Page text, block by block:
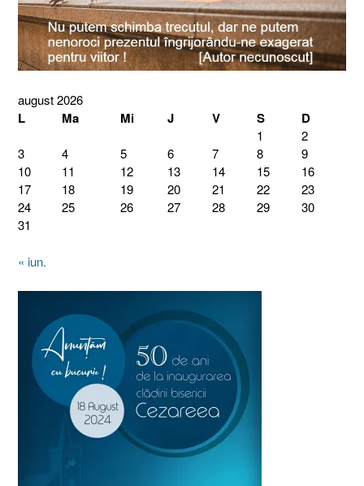
august 2026
L Ma Mi J V S D
1
2
3
4 5 6 7 8
9
10
11 12 13 14 15
16
17
18 19 20 21 22
23
24
25 26 27 28 29
30
31
« iun.